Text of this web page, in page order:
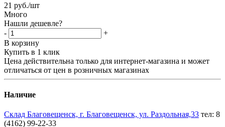
21 руб./шт
Много
Нашли дешевле?
-
+
В корзину
Купить в 1 клик
Цена действительна только для интернет-магазина и может
отличаться от цен в розничных магазинах
Наличие
Склад Благовещенск, г. Благовещенск, ул. Раздольная,33 тел: 8
(4162) 99-22-33